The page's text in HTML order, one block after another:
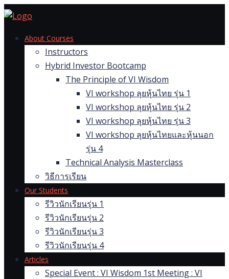
Skip
contentAbout Courses
Instructors
Hybrid Investor Bootcamp
The Principle of VI Wisdom
VI workshop ลุยหุ้นไทย รุ่น 1
VI workshop ลุยหุ้นไทย รุ่น 2
VI workshop ลุยหุ้นไทย รุ่น 3
VI workshop ลุยหุ้นไทยและหุ้นนอก
รุ่น 4
Technical Analysis Masterclass
วิธีการเรียน
Our Students
รีวิวนักเรียนรุ่น 1
รีวิวนักเรียนรุ่น 2
รีวิวนักเรียนรุ่น 3
รีวิวนักเรียนรุ่น 4
Articles
Special Event : VI Wisdom 1st Meeting : VI